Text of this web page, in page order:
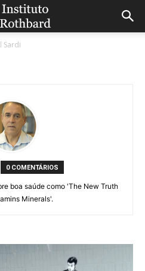
Sardi
0 COMENTÁRIOS
boa saúde como 'The New Truth
Minerals'.